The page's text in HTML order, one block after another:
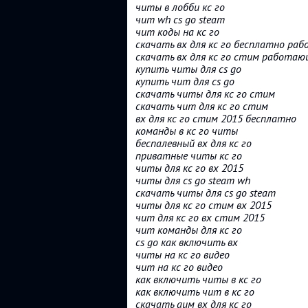
читы в лобби кс го
чит wh cs go steam
чит коды на кс го
скачать вх для кс го бесплатно
скачать вх для кс го стим
купить читы для cs go
купить чит для cs go
скачать читы для кс го стим
скачать чит для кс го стим
вх для кс го стим 2015 бесплатно
команды в кс го читы
беспалевный вх для кс го
приватные читы кс го
читы для кс го вх 2015
читы для cs go steam wh
скачать читы для cs go steam
читы для кс го стим вх 2015
чит для кс го вх стим 2015
чит команды для кс го
cs go как включить вх
читы на кс го видео
чит на кс го видео
как включить читы в кс го
как включить чит в кс го
скачать аим вх для кс го